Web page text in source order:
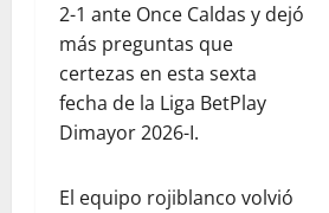
2-1 ante Once Caldas y dejó
más preguntas que
certezas en esta sexta
fecha de la Liga BetPlay
Dimayor 2026-I.
El equipo rojiblanco volvió